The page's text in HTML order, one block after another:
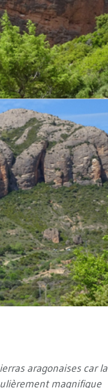
aragonaises car la
magnifique